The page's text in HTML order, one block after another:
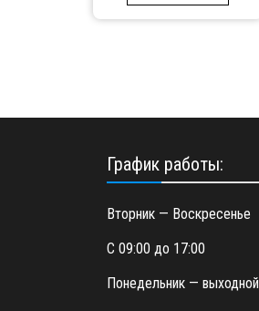
График работы:
Вторник — Воскресенье
С 09:00 до 17:00
Понедельник — выходной